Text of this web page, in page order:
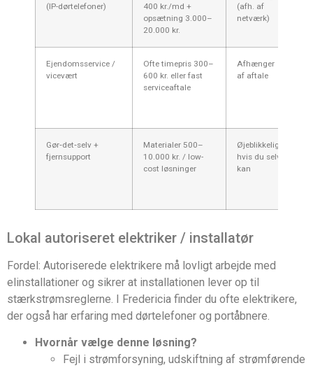
(IP-dørtelefoner)
400 kr./md +
opsætning 3.000–
20.000 kr.
(afh. af
netværk)
Ejendomsservice /
vicevært
Ofte timepris 300–
600 kr. eller fast
serviceaftale
Afhænger
af aftale
Gør‑det‑selv +
fjernsupport
Materialer 500–
10.000 kr. / low-
cost løsninger
Øjeblikkeligt
hvis du selv
kan
Lokal autoriseret elektriker / installatør
Fordel: Autoriserede elektrikere må lovligt arbejde med
elinstallationer og sikrer at installationen lever op til
stærkstrømsreglerne. I Fredericia finder du ofte elektrikere,
der også har erfaring med dørtelefoner og portåbnere.
Hvornår vælge denne løsning?
Fejl i strømforsyning, udskiftning af strømførende